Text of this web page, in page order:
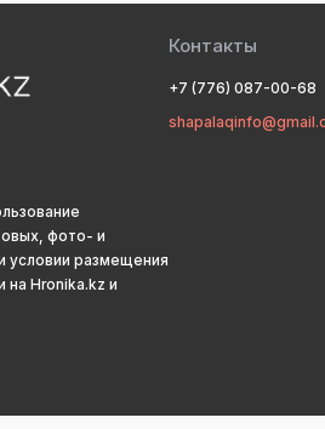
фото- и
условии размещения
на Hronika.kz и
Контакты
+7 (776) 087-00-68